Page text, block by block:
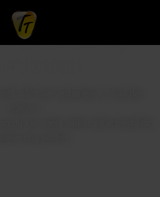
af kørekort
af kørekort og